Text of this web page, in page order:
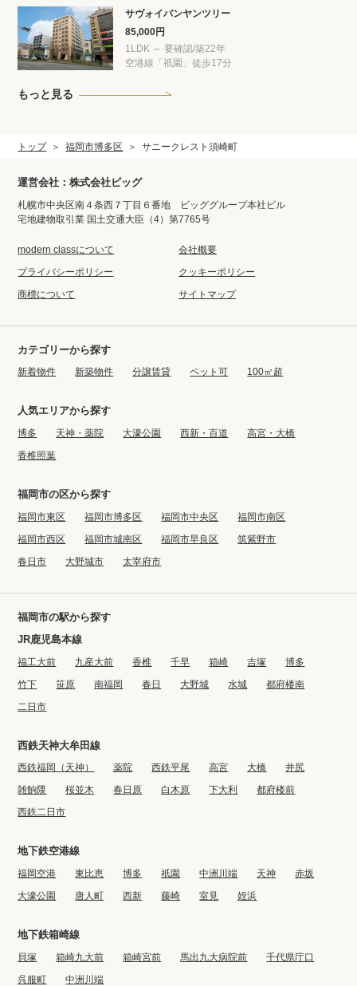
サヴォイバンヤンツリー
85,000円
1LDK ～ 要確認/築22年
空港線「祇園」徒歩17分
もっと見る
トップ 福岡市博多区 サニークレスト須崎町
運営会社：株式会社ビッグ
札幌市中央区南４条西７丁目６番地 ビッググループ本社ビル
宅地建物取引業 国土交通大臣（4）第7765号
modern classについて
会社概要
プライバシーポリシー
クッキーポリシー
商標について
サイトマップ
カテゴリーから探す
新着物件 新築物件 分譲賃貸 ペット可 100㎡超
人気エリアから探す
博多 天神・薬院 大濠公園 西新・百道
高宮・大橋
香椎照葉
福岡市の区から探す
福岡市東区 福岡市博多区 福岡市中央区
福岡市南区
福岡市西区
福岡市城南区 福岡市早良区
筑紫野市
春日市
大野城市 太宰府市
福岡市の駅から探す
JR鹿児島本線
福工大前 九産大前 香椎 千早 箱崎 吉塚
博多
竹下
笹原 南福岡 春日 大野城 水城
都府楼南
二日市
西鉄天神大牟田線
西鉄福岡（天神） 薬院 西鉄平尾 高宮 大橋
井尻
雑餉隈
桜並木 春日原 白木原 下大利
都府楼前
西鉄二日市
地下鉄空港線
福岡空港 東比恵 博多 祇園 中洲川端 天神
赤坂
大濠公園
唐人町 西新 藤崎 室見 姪浜
地下鉄箱崎線
貝塚 箱崎九大前 箱崎宮前 馬出九大病院前
千代県庁口
呉服町
中洲川端